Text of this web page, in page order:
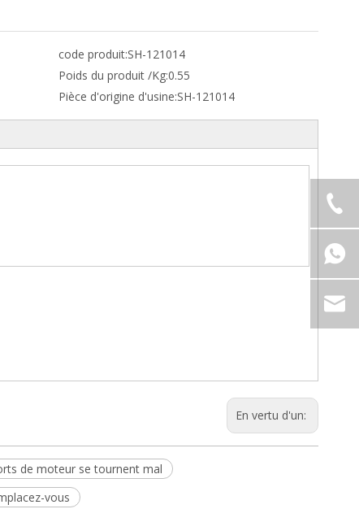
code produit:SH-121014
Poids du produit /Kg:0.55
Pièce d'origine d'usine:SH-121014
En vertu d'un:
de moteur se tournent mal
vous